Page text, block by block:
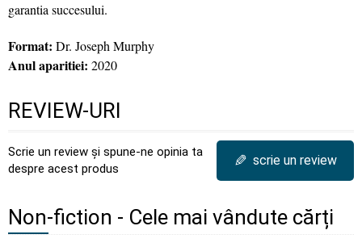
garantia succesului.
Format: Dr. Joseph Murphy
Anul aparitiei: 2020
REVIEW-URI
Scrie un review și spune-ne opinia ta
despre acest produs
✎ scrie un review
Non-fiction - Cele mai vândute cărți